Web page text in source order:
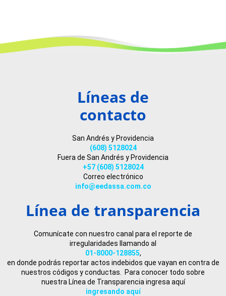
Líneas de
contacto
San Andrés y Providencia
(608) 5128024
Fuera de San Andrés y Providencia
+57 (608) 5128024
Correo electrónico
info@eedassa.com.co
Línea de transparencia
Comunícate con nuestro canal para el reporte de
irregularidades llamando al
01-8000-128855,
en donde podrás reportar actos indebidos que vayan en contra de
nuestros códigos y conductas. Para conocer todo sobre
nuestra Línea de Transparencia ingresa aquí
ingresando aquí